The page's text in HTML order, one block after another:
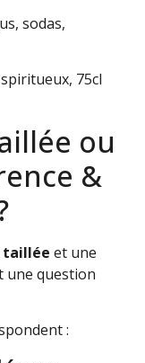
sodas,
75cl
ou
&
taillée et une
une question
: